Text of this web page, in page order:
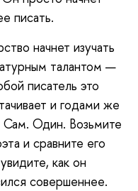
писать.
начнет изучать
талантом —
писатель это
и годами же
Один. Возьмите
и сравните его
как он
совершеннее.